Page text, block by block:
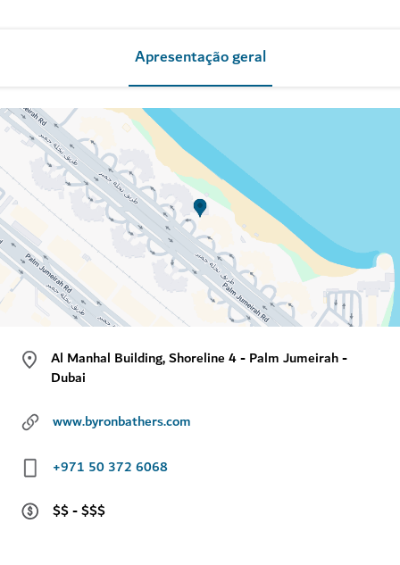
Apresentação geral
Al Manhal Building, Shoreline 4 - Palm Jumeirah -
Dubai
www.byronbathers.com
+971 50 372 6068
$$ - $$$